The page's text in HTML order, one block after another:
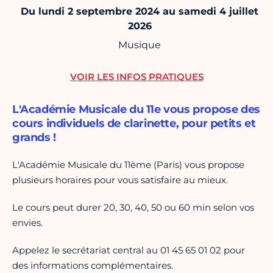
Du lundi 2 septembre 2024 au samedi 4 juillet
2026
Musique
L'Académie Musicale du 11e vous propose des
cours individuels de clarinette, pour petits et
grands !
L'Académie Musicale du 11ème (Paris) vous propose
plusieurs horaires pour vous satisfaire au mieux.
Le cours peut durer 20, 30, 40, 50 ou 60 min selon vos
envies.
Appelez le secrétariat central au 01 45 65 01 02 pour
des informations complémentaires.
VOIR LES INFOS PRATIQUES